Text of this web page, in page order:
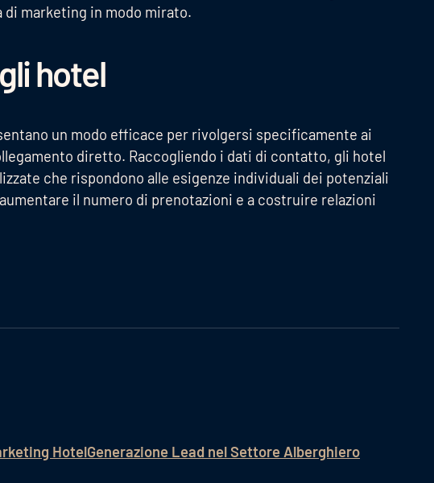
marketing in modo mirato.
hotel
un modo efficace per rivolgersi specificamente ai
diretto. Raccogliendo i dati di contatto, gli hotel
che rispondono alle esigenze individuali dei potenziali
il numero di prenotazioni e a costruire relazioni
HotelGenerazione Lead nel Settore Alberghiero